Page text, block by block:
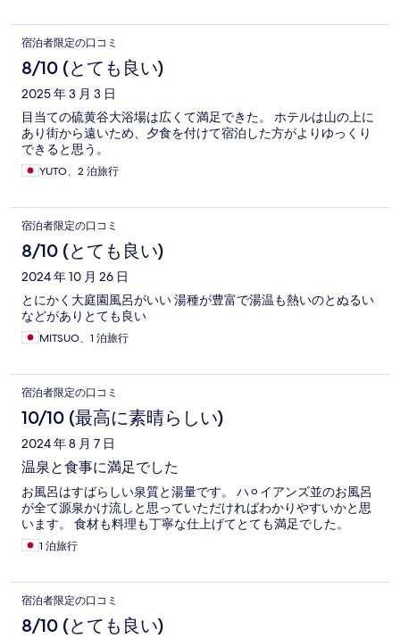
宿泊者限定の口コミ
8/10 (とても良い)
2025 年 3 月 3 日
目当ての硫黄谷大浴場は広くて満足できた。 ホテルは山の上に
あり街から遠いため、夕食を付けて宿泊した方がよりゆっくり
できると思う。
YUTO、2 泊旅行
宿泊者限定の口コミ
8/10 (とても良い)
2024 年 10 月 26 日
とにかく大庭園風呂がいい 湯種が豊富で湯温も熱いのとぬるい
などがありとても良い
MITSUO、1 泊旅行
宿泊者限定の口コミ
10/10 (最高に素晴らしい)
2024 年 8 月 7 日
温泉と食事に満足でした
お風呂はすばらしい泉質と湯量です。 ハ⚪︎イアンズ並のお風呂
が全て源泉かけ流しと思っていただければわかりやすいかと思
います。 食材も料理も丁寧な仕上げてとても満足でした。
1 泊旅行
宿泊者限定の口コミ
8/10 (とても良い)